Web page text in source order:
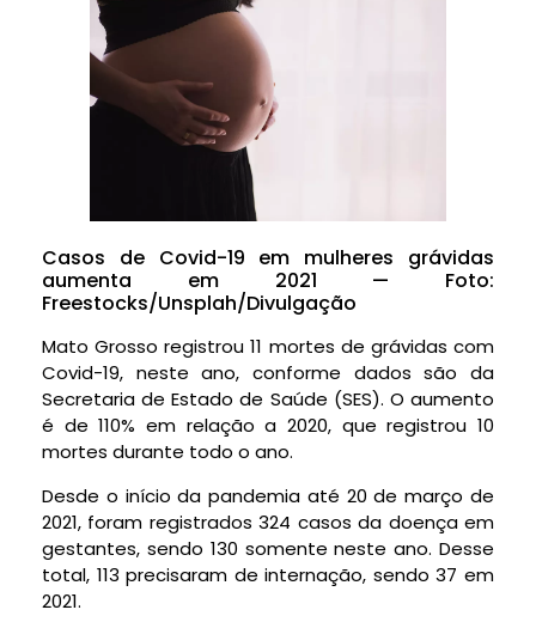
Casos de Covid-19 em mulheres grávidas
aumenta em 2021 — Foto:
Freestocks/Unsplah/Divulgação
Mato Grosso registrou 11 mortes de grávidas com
Covid-19, neste ano, conforme dados são da
Secretaria de Estado de Saúde (SES). O aumento
é de 110% em relação a 2020, que registrou 10
mortes durante todo o ano.
Desde o início da pandemia até 20 de março de
2021, foram registrados 324 casos da doença em
gestantes, sendo 130 somente neste ano. Desse
total, 113 precisaram de internação, sendo 37 em
2021.